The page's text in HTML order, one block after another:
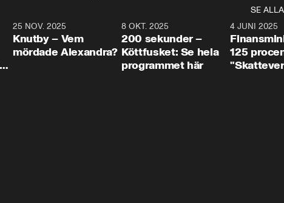
SE ALLA
31:05
25 NOV. 2025
Knutby – Vem
mördade Alexandra?
4:29
8 OKT. 2025
200 sekunder –
Köttfusket: Se hela
programmet här
4 JUNI 2025
125